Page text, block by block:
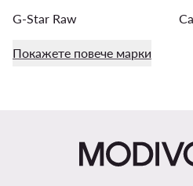
G-Star Raw
Покажете повече марки